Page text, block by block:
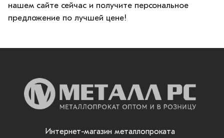
нашем сайте сейчас и получите персональное
предложение по лучшей цене!
Интернет-магазин металлопроката